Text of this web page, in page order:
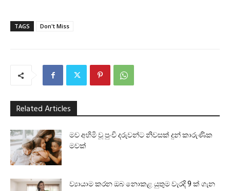
TAGS Don't Miss
Related Articles
මව අහිමි වූ පුංචි දරුවන්ට නිවසක් දුන් කාරුණික
මවක්
ව්‍යායාම කරන ඔබ නොකළ යුතුම වැරදි 9 ක් ගැන